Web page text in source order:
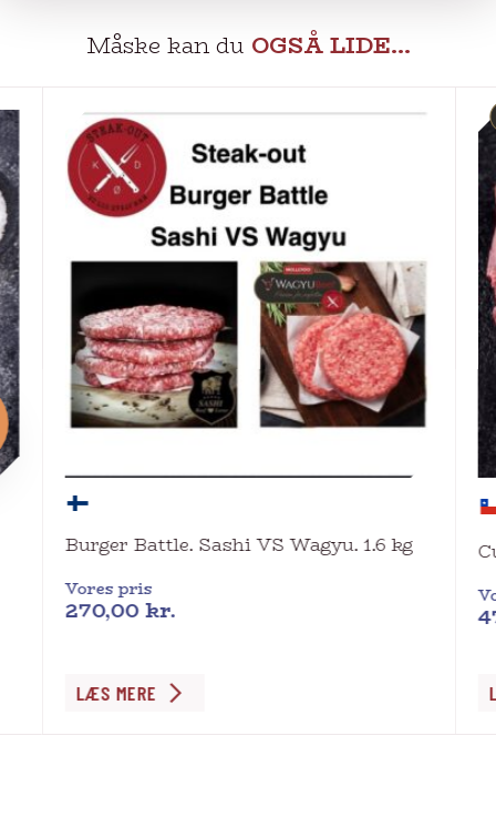
Måske kan du OGSÅ LIDE…
Burger Battle. Sashi VS Wagyu. 1.6 kg
Vores pris
270,00kr.
LÆS MERE